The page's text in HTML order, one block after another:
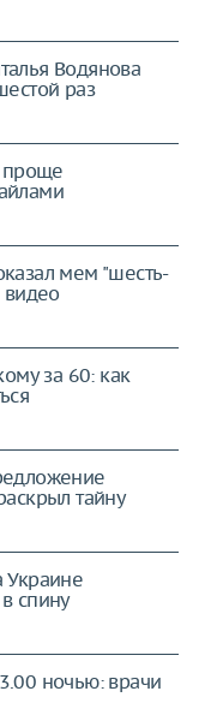
Водянова
раз
проще
мем "шесть-
видео
за 60: как
тайну
Украине
спину
ночью: врачи